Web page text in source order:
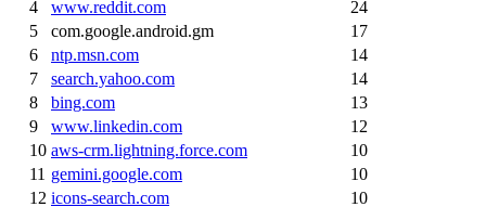
4
www.reddit.com
24
5
com.google.android.gm
17
6
ntp.msn.com
14
7
search.yahoo.com
14
8
bing.com
13
9
www.linkedin.com
12
10 aws-crm.lightning.force.com
10
11 gemini.google.com
10
12 icons-search.com
10